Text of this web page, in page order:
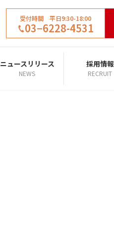
受付時間 平日9:30-18:00
03−6228-4531
ニュースリリース
NEWS
採用情報
RECRUIT